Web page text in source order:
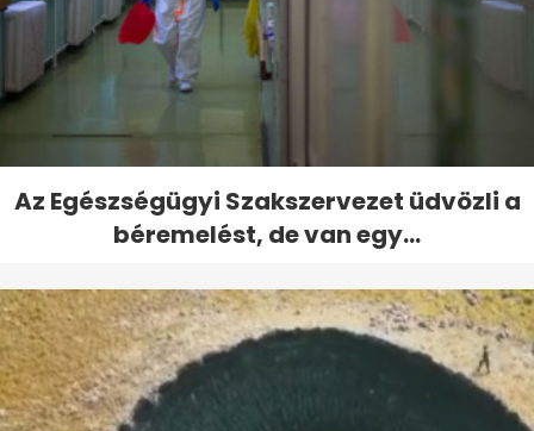
Az Egészségügyi Szakszervezet üdvözli a
béremelést, de van egy...